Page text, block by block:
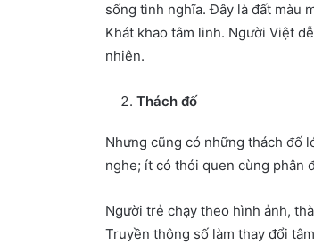
sống tình nghĩa. Đây là đất màu
Khát khao tâm linh. Người Việt
nhiên.
Thách đố
Nhưng cũng có những thách đố
nghe; ít có thói quen cùng phân
Người trẻ chạy theo hình ảnh,
Truyền thông số làm thay đổi